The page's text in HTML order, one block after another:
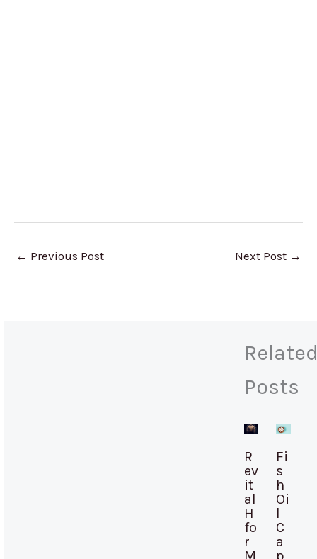
← Previous Post Next Post →
Posts
R
ev
it
al
H
fo
r
M
Fi
s
h
Oi
l
C
a
p